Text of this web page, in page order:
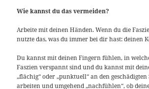
Wie kannst du das vermeiden?
Arbeite mit deinen Händen. Wenn du die
nutzte das, was du immer bei dir hast: deinen
Du kannst mit deinen Fingern fühlen, in
Faszien verspannt sind und du kannst mit
„flächig“ oder „punktuell“ an den
arbeiten und umgehend „nachfühlen“, ob